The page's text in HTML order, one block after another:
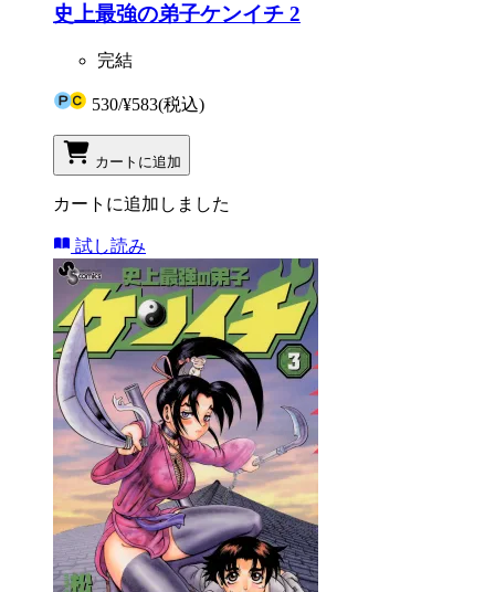
史上最強の弟子ケンイチ 2
完結
530/¥583(税込)
カートに追加
カートに追加しました
試し読み